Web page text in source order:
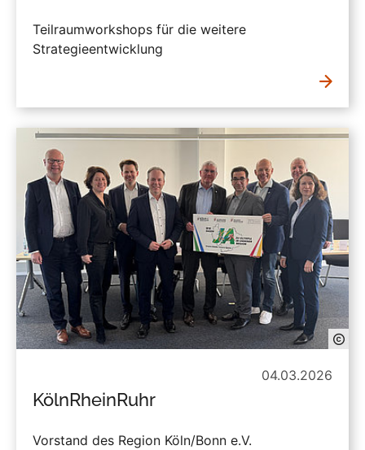
Teilraumworkshops für die weitere
Strategieentwicklung
04.03.2026
KölnRheinRuhr
Vorstand des Region Köln/Bonn e.V.